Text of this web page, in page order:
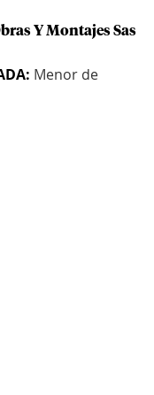
Y Montajes Sas
Menor de